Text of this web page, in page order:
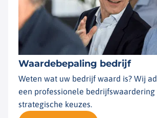
Waardebepaling bedrijf
Weten wat uw bedrijf waard is? Wij
een professionele bedrijfswaardering
strategische keuzes.